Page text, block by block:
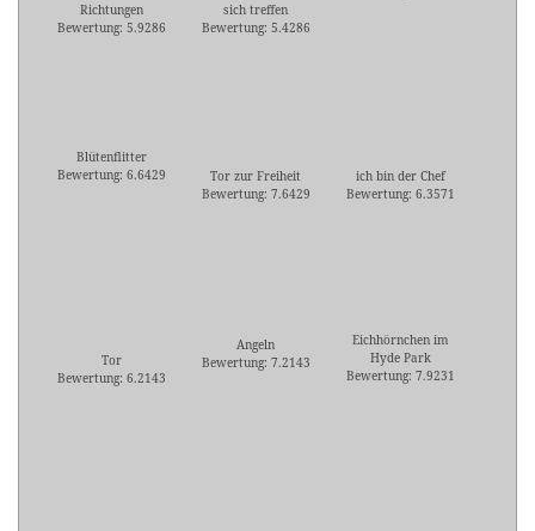
Richtungen
Bewertung: 5.9286
sich treffen
Bewertung: 5.4286
Blütenflitter
Bewertung: 6.6429
Tor zur Freiheit
Bewertung: 7.6429
ich bin der Chef
Bewertung: 6.3571
Tor
Bewertung: 6.2143
Angeln
Bewertung: 7.2143
Eichhörnchen im
Hyde Park
Bewertung: 7.9231